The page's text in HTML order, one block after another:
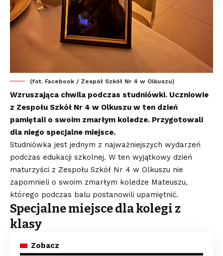
(fot. Facebook / Zespół Szkół Nr 4 w Olkuszu)
Wzruszająca chwila podczas studniówki. Uczniowie
z Zespołu Szkół Nr 4 w Olkuszu w ten dzień
pamiętali o swoim zmarłym koledze. Przygotowali
dla niego specjalne miejsce.
Studniówka jest jednym z najważniejszych wydarzeń
podczas edukacji szkolnej. W ten wyjątkowy dzień
maturzyści z Zespołu Szkół Nr 4 w Olkuszu nie
zapomnieli o swoim zmarłym koledze Mateuszu,
którego podczas balu postanowili upamiętnić.
Specjalne miejsce dla kolegi z
klasy
Zobacz